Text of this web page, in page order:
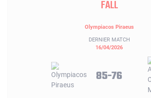
FALL
Olympiacos Piraeus
DERNIER MATCH
16/04/2026
85-76